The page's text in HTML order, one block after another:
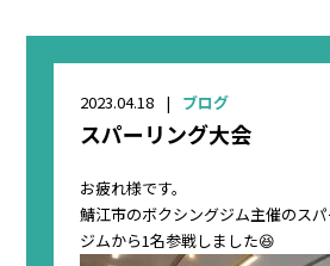
2023.04.18 ブログ
スパーリング大会
お疲れ様です。
鯖江市のボクシングジム主催のス
ジムから1名参戦しました😆